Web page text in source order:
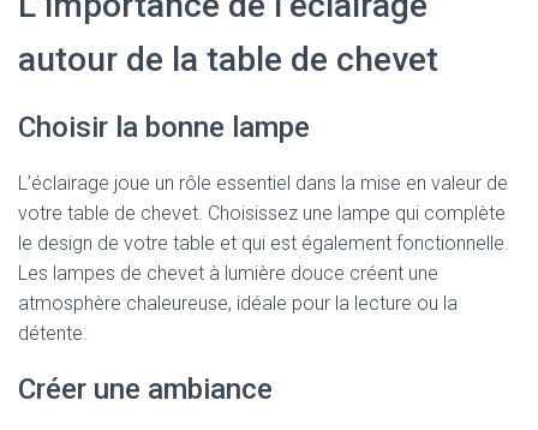
autour de la table de chevet
Choisir la bonne lampe
L’éclairage joue un rôle essentiel dans la mise en valeur de
votre table de chevet. Choisissez une lampe qui complète
le design de votre table et qui est également fonctionnelle.
Les lampes de chevet à lumière douce créent une
atmosphère chaleureuse, idéale pour la lecture ou la
détente.
Créer une ambiance